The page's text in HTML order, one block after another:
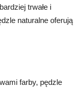
trwałe i
naturalne oferują
farby, pędzle